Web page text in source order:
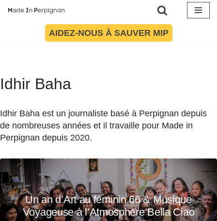
AIDEZ-NOUS À SAUVER MIP
Idhir Baha
Idhir Baha est un journaliste basé à Perpignan depuis
de nombreuses années et il travaille pour Made in
Perpignan depuis 2020.
Un an d’Art au féminin 66 & Musique
Voyageuse à l’Atmosphère Bella Ciao